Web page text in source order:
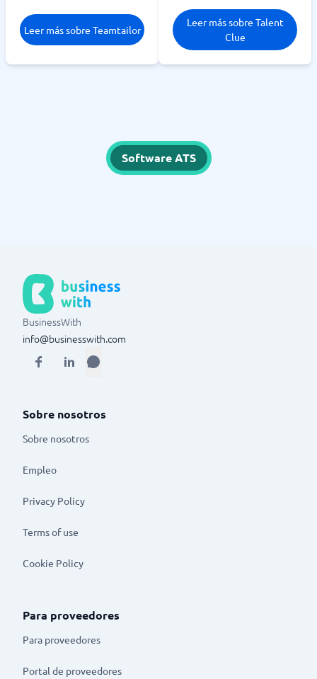
Leer más sobre Teamtailor
Leer más sobre Talent
Clue
Software ATS
BusinessWith
info@businesswith.com
Sobre nosotros
Sobre nosotros
Empleo
Privacy Policy
Terms of use
Cookie Policy
Para proveedores
Para proveedores
Portal de proveedores